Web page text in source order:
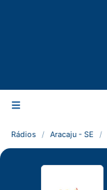
Rádios Aracaju - SE